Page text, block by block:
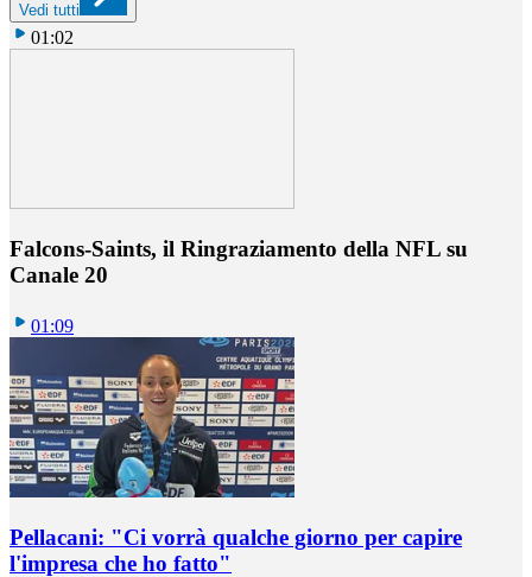
Vedi tutti
01:02
Falcons-Saints, il Ringraziamento della NFL su
Canale 20
01:09
Pellacani: "Ci vorrà qualche giorno per capire
l'impresa che ho fatto"